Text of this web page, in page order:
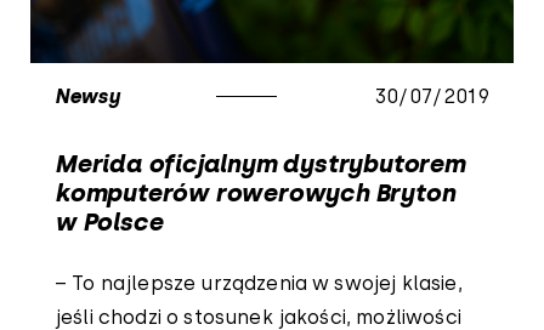
Newsy 30/07/2019
Merida oficjalnym dystrybutorem
komputerów rowerowych Bryton
w Polsce
– To najlepsze urządzenia w swojej klasie,
jeśli chodzi o stosunek jakości, możliwości